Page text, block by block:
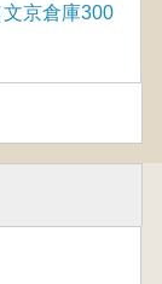
京倉庫300